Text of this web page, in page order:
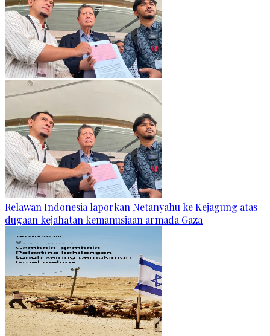
Relawan Indonesia laporkan Netanyahu ke Kejagung atas
dugaan kejahatan kemanusiaan armada Gaza